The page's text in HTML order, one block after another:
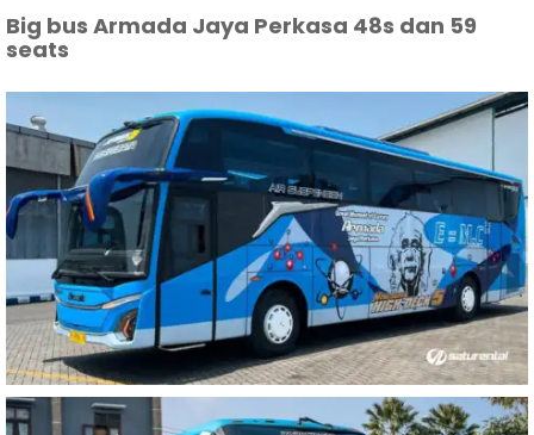
Big bus Armada Jaya Perkasa 48s dan 59
seats